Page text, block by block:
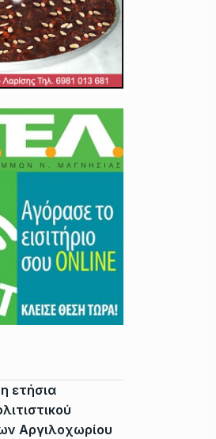
ετήσια
Αργιλοχωρίου